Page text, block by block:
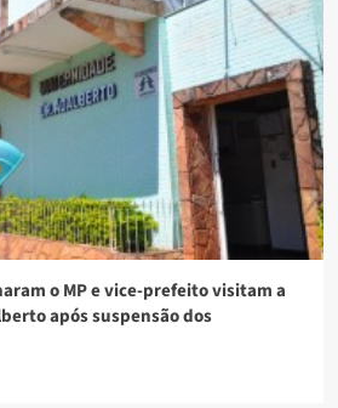
o MP e vice-prefeito visitam a
após suspensão dos